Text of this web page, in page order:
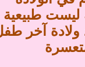
ليست طبيعية